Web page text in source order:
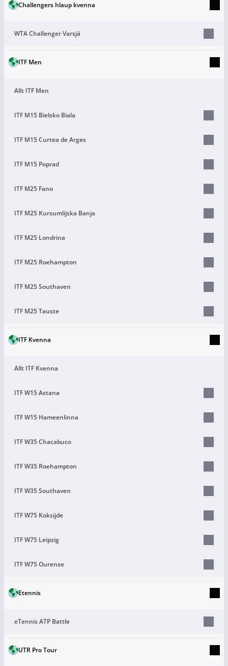
Challengers hlaup kvenna
WTA Challenger Varsjá
ITF Men
Allt ITF Men
ITF M15 Bielsko Biala
ITF M15 Curtea de Arges
ITF M15 Poprad
ITF M25 Fano
ITF M25 Kursumlijska Banja
ITF M25 Londrina
ITF M25 Roehampton
ITF M25 Southaven
ITF M25 Tauste
ITF Kvenna
Allt ITF Kvenna
ITF W15 Astana
ITF W15 Hameenlinna
ITF W35 Chacabuco
ITF W35 Roehampton
ITF W35 Southaven
ITF W75 Koksijde
ITF W75 Leipzig
ITF W75 Ourense
Etennis
eTennis ATP Battle
UTR Pro Tour